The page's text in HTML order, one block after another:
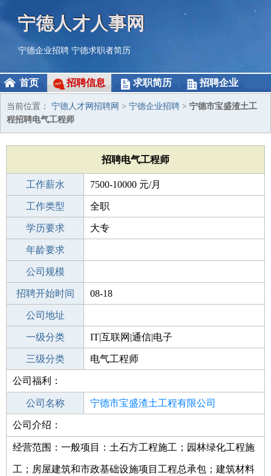
宁德人才人事网
宁德企业招聘 宁德求职者简历
首页 招聘信息 求职简历 招聘企业
当前位置： 宁德人才网招聘网 > 宁德企业招聘 > 宁德市宝盛渣土工
程招聘电气工程师
招聘电气工程师
工作薪水 7500-10000 元/月
招聘人数 若干
工作类型 全职
性别要求 -
学历要求 大专
工作经验
年龄要求
工作地点
公司规模
公司电话
招聘开始时间 08-18
招聘结束时间
公司地址
一级分类 IT|互联网|通信|电子
二级分类 电子/电气
三级分类 电气工程师
其他行业
公司福利：
公司名称 宁德市宝盛渣土工程有限公司
公司类型
公司介绍：
经营范围：一般项目：土石方工程施工；园林绿化工程施
工；房屋建筑和市政基础设施项目工程总承包；建筑材料